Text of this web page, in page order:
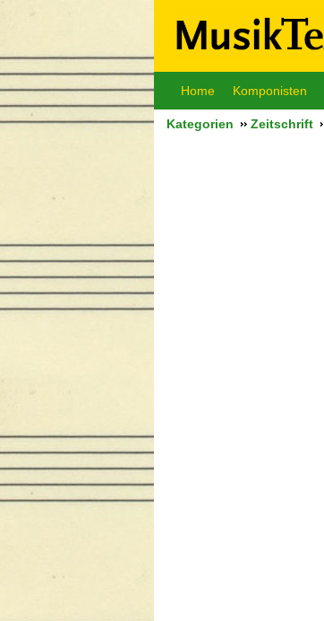
Home Komponisten
Kategorien Zeitschrift